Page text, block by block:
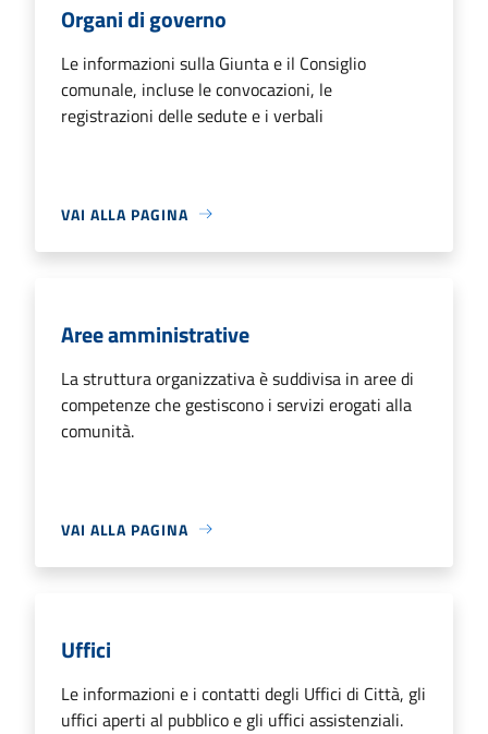
Organi di governo
Le informazioni sulla Giunta e il Consiglio
comunale, incluse le convocazioni, le
registrazioni delle sedute e i verbali
VAI ALLA PAGINA
Aree amministrative
La struttura organizzativa è suddivisa in aree di
competenze che gestiscono i servizi erogati alla
comunità.
VAI ALLA PAGINA
Uffici
Le informazioni e i contatti degli Uffici di Città, gli
uffici aperti al pubblico e gli uffici assistenziali.